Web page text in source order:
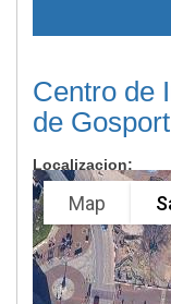
Centro de
de Gosport
Localizacion:
Map